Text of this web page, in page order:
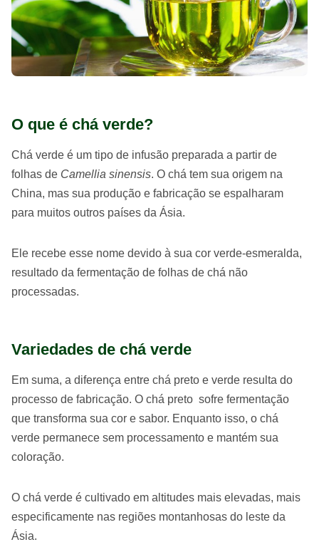
O que é chá verde?
Chá verde é um tipo de infusão preparada a partir de
folhas de Camellia sinensis. O chá tem sua origem na
China, mas sua produção e fabricação se espalharam
para muitos outros países da Ásia.
Ele recebe esse nome devido à sua cor verde-esmeralda,
resultado da fermentação de folhas de chá não
processadas.
Variedades de chá verde
Em suma, a diferença entre chá preto e verde resulta do
processo de fabricação. O chá preto sofre fermentação
que transforma sua cor e sabor. Enquanto isso, o chá
verde permanece sem processamento e mantém sua
coloração.
O chá verde é cultivado em altitudes mais elevadas, mais
especificamente nas regiões montanhosas do leste da
Ásia.